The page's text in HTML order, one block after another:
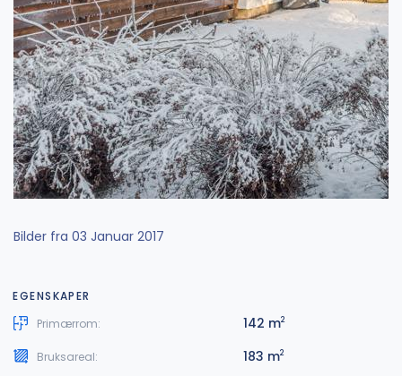
Bilder fra 03 Januar 2017
EGENSKAPER
Primærrom:
142 m2
Bruksareal: 183 m2